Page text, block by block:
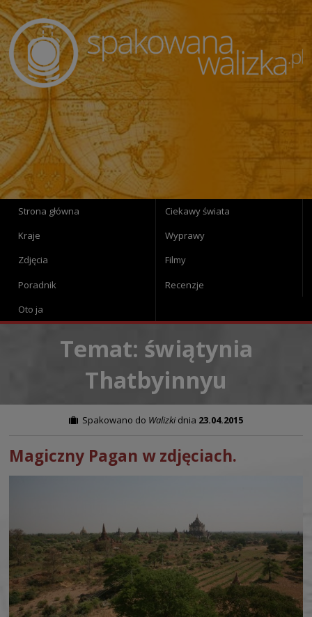
Strona główna
Ciekawy świata
Kraje
Wyprawy
Zdjęcia
Filmy
Poradnik
Recenzje
Oto ja
Temat: świątynia
Thatbyinnyu
Spakowano do Walizkidnia 23.04.2015
Magiczny Pagan w zdjęciach.